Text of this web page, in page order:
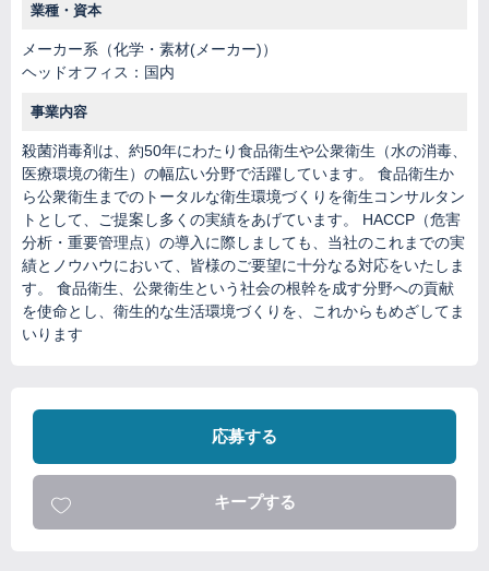
業種・資本
メーカー系（化学・素材(メーカー)）
ヘッドオフィス：国内
事業内容
殺菌消毒剤は、約50年にわたり食品衛生や公衆衛生（水の消毒、
医療環境の衛生）の幅広い分野で活躍しています。 食品衛生か
ら公衆衛生までのトータルな衛生環境づくりを衛生コンサルタン
トとして、ご提案し多くの実績をあげています。 HACCP（危害
分析・重要管理点）の導入に際しましても、当社のこれまでの実
績とノウハウにおいて、皆様のご要望に十分なる対応をいたしま
す。 食品衛生、公衆衛生という社会の根幹を成す分野への貢献
を使命とし、衛生的な生活環境づくりを、これからもめざしてま
いります
応募する
キープする